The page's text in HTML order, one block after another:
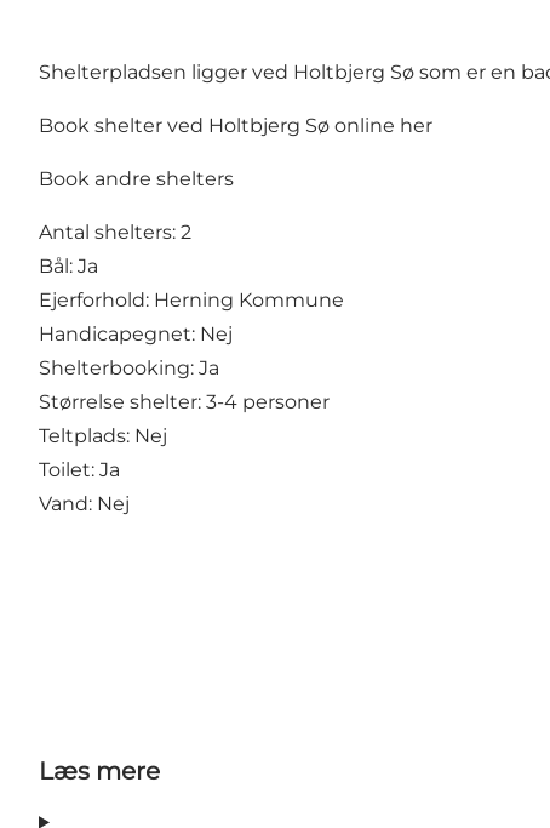
Shelterpladsen ligger ved Holtbjerg Sø som er en
Book shelter ved Holtbjerg Sø online her
Book andre shelters
Antal shelters: 2
Bål: Ja
Ejerforhold: Herning Kommune
Handicapegnet: Nej
Shelterbooking: Ja
Størrelse shelter: 3-4 personer
Teltplads: Nej
Toilet: Ja
Vand: Nej
Læs mere